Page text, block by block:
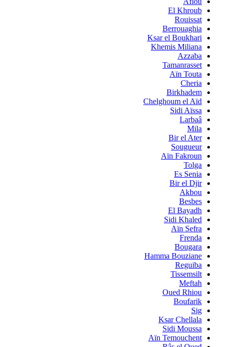
El Khroub
Rouissat
Berrouaghia
Ksar el Boukhari
Khemis Miliana
Azzaba
Tamanrasset
Aïn Touta
Cheria
Birkhadem
Chelghoum el Aïd
Sidi Aïssa
Larbaâ
Mila
Bir el Ater
Sougueur
Aïn Fakroun
Tolga
Es Senia
Bir el Djir
Akbou
Besbes
El Bayadh
Sidi Khaled
Aïn Sefra
Frenda
Bougara
Hamma Bouziane
Reguiba
Tissemsilt
Meftah
Oued Rhiou
Boufarik
Sig
Ksar Chellala
Sidi Moussa
Aïn Temouchent